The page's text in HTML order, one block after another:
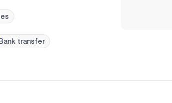
Bank transfer